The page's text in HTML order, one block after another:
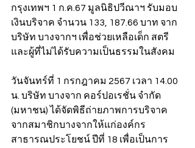
กรุงเทพฯ 1 ก.ค.67 มูลนิธิปวีณาฯ รับมอบ
เงินบริจาค จำนวน 133, 187.66 บาท จาก
บริษัท บางจากฯ เพื่อช่วยเหลือเด็ก สตรี
และผู้ที่ไม่ได้รับความเป็นธรรมในสังคม
วันจันทร์ที่ 1 กรกฎาคม 2567 เวลา 14.00
น. บริษัท บางจาก คอร์ปอเรชั่น จำกัด
(มหาชน) ได้จัดพิธีถ่ายภาพการบริจาค
จากสมาชิกบางจากให้แก่องค์กร
สาธารณประโยชน์ ปีที่ 18 เพื่อเป็นการ